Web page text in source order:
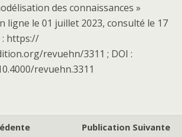
des connaissances »
ligne le 01 juillet 2023, consulté le 17
: https://
revuehn/3311 ; DOI :
revuehn.3311
Publication Suivante